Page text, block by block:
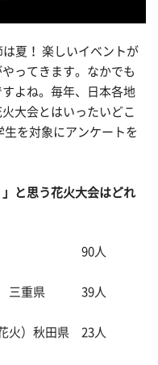
夏！ 楽しいイベントが
ってきます。なかでも
よね。毎年、日本各地
大会とはいったいどこ
を対象にアンケートを
と思う花火大会はどれ
京都 90人
会 三重県 39人
火）秋田県 23人